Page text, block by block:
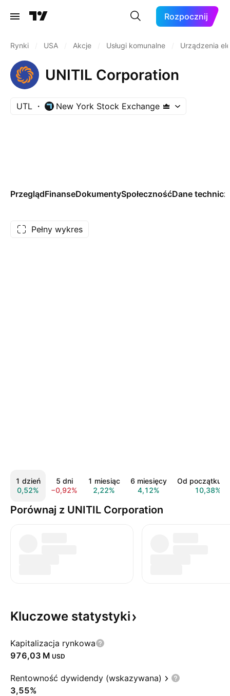
Rozpocznij
Rynki USA Akcje Usługi komunalne Urządzenia
UNITIL Corporation
UTL New York Stock Exchange
PrzeglądFinanseDokumentySpołecznośćDane
Pełny wykres
1 dzień
0,52%
5 dni
−0,92%
1 miesiąc
2,22%
6 miesięcy
4,12%
Od początku
10,38%
Porównaj z UNITIL Corporation
Kluczowe statystyki
Kapitalizacja rynkowa
‪976,03 M‬ USD
Rentowność dywidendy (wskazywana)
3,55%